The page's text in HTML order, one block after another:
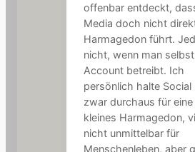
offenbar entdeckt,
Media doch nicht
Harmagedon führt.
nicht, wenn man
Account betreibt. Ich
persönlich halte Social
zwar durchaus für
kleines Harmagedon,
nicht unmittelbar für
Menschenleben, aber